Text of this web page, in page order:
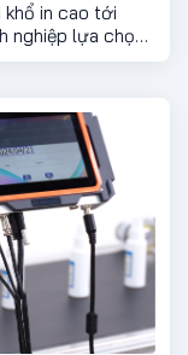
khổ in cao tới
nghiệp lựa chọn
Máy không chỉ in